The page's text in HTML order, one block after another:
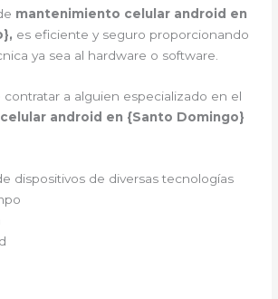
mantenimiento celular android en
es eficiente y seguro proporcionando
ya sea al hardware o software.
a alguien especializado en el
android en {Santo Domingo}
dispositivos de diversas tecnologías